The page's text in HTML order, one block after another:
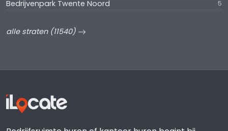
Bedrijvenpark Twente Noord 5
alle straten (11540)